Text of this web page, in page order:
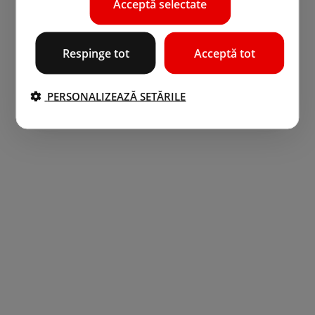
Acceptă selectate
Acceptă tot
Respinge tot
PERSONALIZEAZĂ SETĂRILE